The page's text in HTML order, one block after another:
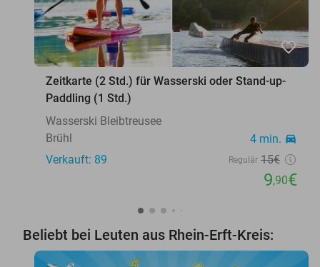
favorite_border
Zeitkarte (2 Std.) für Wasserski oder Stand-up-
Paddling (1 Std.)
Wasserski Bleibtreusee
Brühl
4 min. directions_car
Verkauft: 89 Regulär 15€
9,90€
Beliebt bei Leuten aus Rhein-Erft-Kreis: